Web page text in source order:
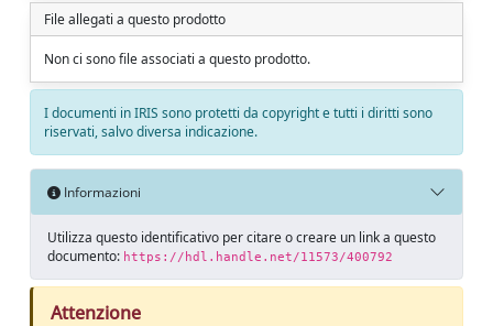
File allegati a questo prodotto
Non ci sono file associati a questo prodotto.
I documenti in IRIS sono protetti da copyright e tutti i diritti sono
riservati, salvo diversa indicazione.
Informazioni
Utilizza questo identificativo per citare o creare un link a questo
documento: https://hdl.handle.net/11573/400792
Attenzione